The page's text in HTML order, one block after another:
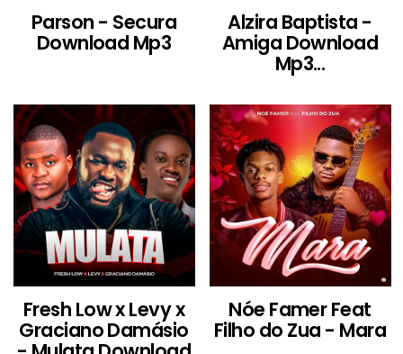
Parson - Secura
Download Mp3
Alzira Baptista -
Amiga Download
Mp3...
Fresh Low x Levy x
Graciano Damásio
Nóe Famer Feat
Filho do Zua - Mara